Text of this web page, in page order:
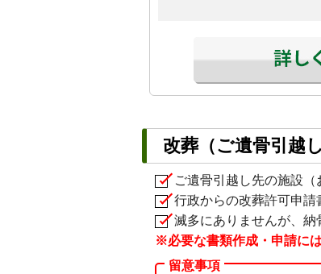
改葬（ご遺骨引越
ご遺骨引越し先の施設
行政からの改葬許可申請
滅多にありませんが、
※必要な書類作成・申請に